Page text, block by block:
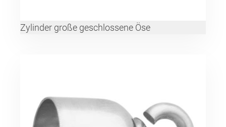
Zylinder große geschlossene Öse